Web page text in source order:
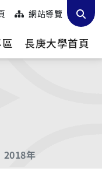
網站導覽
長庚大學首頁
2018年